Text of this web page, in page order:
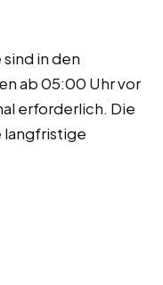
in den
ab 05:00 Uhr vor
erforderlich. Die
langfristige